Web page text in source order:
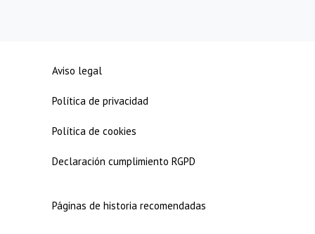
Aviso legal
Política de privacidad
Política de cookies
Declaración cumplimiento RGPD
Páginas de historia recomendadas